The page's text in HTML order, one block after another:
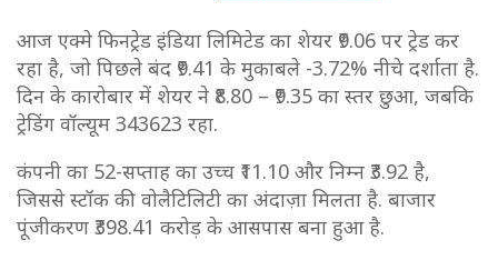
आज एक्मे फिनट्रेड इंडिया लिमिटेड का शेयर ₹9.06 पर ट्रेड कर
रहा है, जो पिछले बंद ₹9.41 के मुकाबले -3.72% नीचे दर्शाता है.
दिन के कारोबार में शेयर ने ₹8.80 – ₹9.35 का स्तर छुआ, जबकि
ट्रेडिंग वॉल्यूम 343623 रहा.
कंपनी का 52-सप्ताह का उच्च ₹11.10 और निम्न ₹3.92 है,
जिससे स्टॉक की वोलैटिलिटी का अंदाज़ा मिलता है. बाजार
पूंजीकरण ₹398.41 करोड़ के आसपास बना हुआ है.